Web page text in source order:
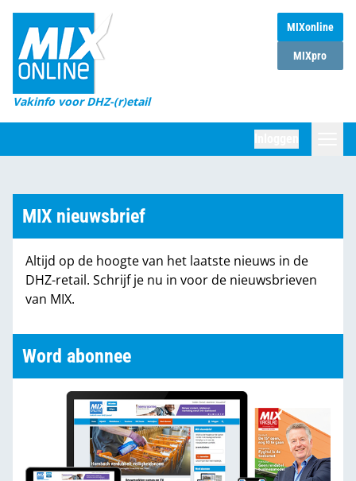
MIXonline
MIXpro
Vakinfo voor DHZ-(r)etail
Home
Magazines
DHZ Sessie
Marktcijfers
Partners
MIX nieuwsbrief
Altijd op de hoogte van het laatste nieuws in de
DHZ-retail. Schrijf je nu in voor de nieuwsbrieven
van MIX.
Word abonnee